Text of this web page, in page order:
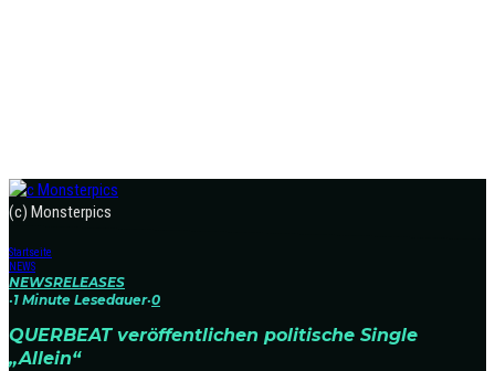
(c) Monsterpics
Startseite
NEWS
NEWSRELEASES
·1 Minute Lesedauer·0
QUERBEAT veröffentlichen politische Single
„Allein“